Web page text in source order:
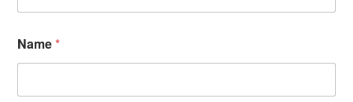
Name*